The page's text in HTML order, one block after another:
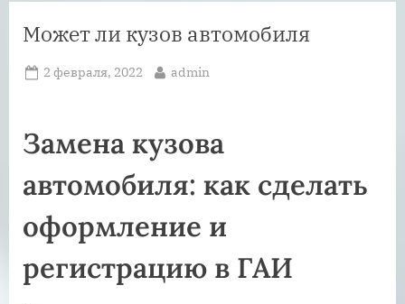
Может ли кузов автомобиля
Posted
2 февраля, 2022 By
admin
Замена кузова
автомобиля: как сделать
оформление и
регистрацию в ГАИ